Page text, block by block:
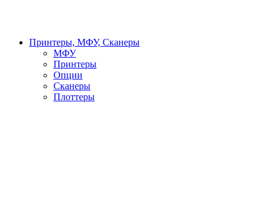
Принтеры, МФУ, Сканеры
МФУ
Принтеры
Опции
Сканеры
Плоттеры